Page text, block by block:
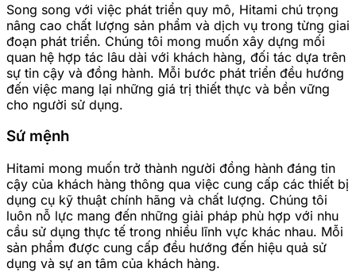
Song song với việc phát triển quy mô, Hitami chú trọng
nâng cao chất lượng sản phẩm và dịch vụ trong từng giai
đoạn phát triển. Chúng tôi mong muốn xây dựng mối
quan hệ hợp tác lâu dài với khách hàng, đối tác dựa trên
sự tin cậy và đồng hành. Mỗi bước phát triển đều hướng
đến việc mang lại những giá trị thiết thực và bền vững
cho người sử dụng.
Sứ mệnh
Hitami mong muốn trở thành người đồng hành đáng tin
cậy của khách hàng thông qua việc cung cấp các thiết bị
dụng cụ kỹ thuật chính hãng và chất lượng. Chúng tôi
luôn nỗ lực mang đến những giải pháp phù hợp với nhu
cầu sử dụng thực tế trong nhiều lĩnh vực khác nhau. Mỗi
sản phẩm được cung cấp đều hướng đến hiệu quả sử
dụng và sự an tâm của khách hàng.